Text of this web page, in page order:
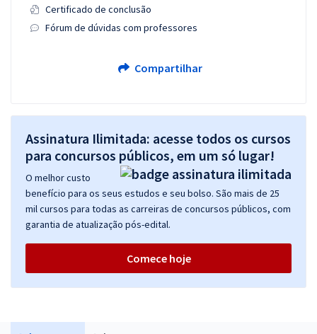
Certificado de conclusão
Fórum de dúvidas com professores
Compartilhar
Assinatura Ilimitada: acesse todos os cursos
para concursos públicos, em um só lugar!
O melhor custo
benefício para os seus estudos e seu bolso. São mais de 25
mil cursos para todas as carreiras de concursos públicos, com
garantia de atualização pós-edital.
Comece hoje